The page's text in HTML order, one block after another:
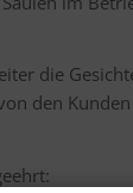
die
den